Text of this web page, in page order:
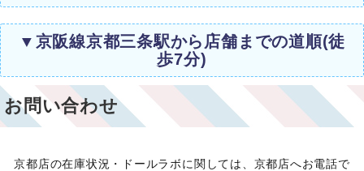
▼京阪線京都三条駅から店舗までの道順(徒
歩7分)
お問い合わせ
京都店の在庫状況・ドールラボに関しては、京都店へお電話で